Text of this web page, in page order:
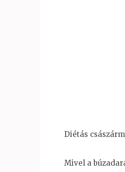
Diétás
Mivel a